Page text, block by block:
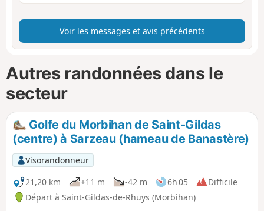
Voir les messages et avis précédents
Autres randonnées dans le
secteur
Golfe du Morbihan de Saint-Gildas
(centre) à Sarzeau (hameau de Banastère)
Visorandonneur
21,20 km
+11 m -42 m 6h 05
Difficile
Départ à Saint-Gildas-de-Rhuys (Morbihan)